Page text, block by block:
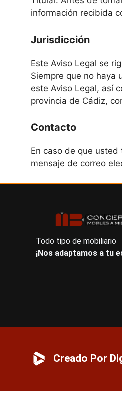
información recibida
Jurisdicción
Este Aviso Legal se
Siempre que no haya
este Aviso Legal, así
provincia de Cádiz,
Contacto
En caso de que
mensaje de correo
Todo tipo de mobiliario
¡Nos adaptamos a tu
Creado Por